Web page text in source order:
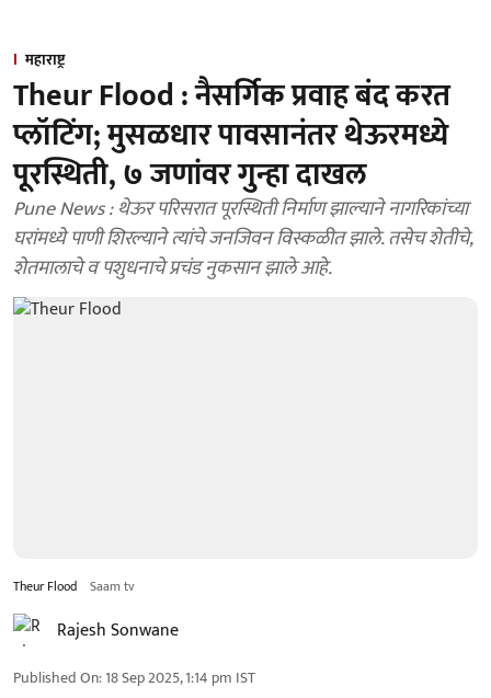
महाराष्ट्र
Theur Flood : नैसर्गिक प्रवाह बंद करत
प्लॉटिंग; मुसळधार पावसानंतर थेऊरमध्ये
पूरस्थिती, ७ जणांवर गुन्हा दाखल
Pune News : थेऊर परिसरात पूरस्थिती निर्माण झाल्याने नागरिकांच्या
घरांमध्ये पाणी शिरल्याने त्यांचे जनजिवन विस्कळीत झाले. तसेच शेतीचे,
शेतमालाचे व पशुधनाचे प्रचंड नुकसान झाले आहे.
Theur Flood Saam tv
Rajesh Sonwane
Published On:18 Sep 2025, 1:14 pm IST